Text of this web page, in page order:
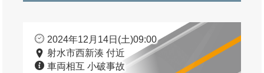
2024年12月14日(土)09:00
射水市西新湊 付近
車両相互 小破事故